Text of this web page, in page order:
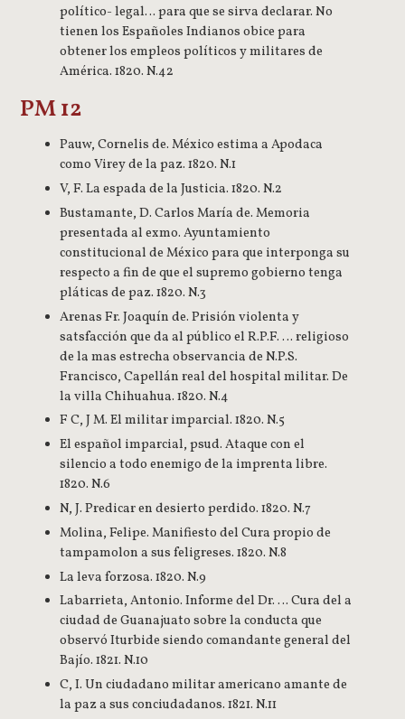
político- legal… para que se sirva declarar. No
tienen los Españoles Indianos obice para
obtener los empleos políticos y militares de
América. 1820. N.42
PM 12
Pauw, Cornelis de. México estima a Apodaca
como Virey de la paz. 1820. N.1
V, F. La espada de la Justicia. 1820. N.2
Bustamante, D. Carlos María de. Memoria
presentada al exmo. Ayuntamiento
constitucional de México para que interponga su
respecto a fin de que el supremo gobierno tenga
pláticas de paz. 1820. N.3
Arenas Fr. Joaquín de. Prisión violenta y
satsfacción que da al público el R.P.F. … religioso
de la mas estrecha observancia de N.P.S.
Francisco, Capellán real del hospital militar. De
la villa Chihuahua. 1820. N.4
F C, J M. El militar imparcial. 1820. N.5
El español imparcial, psud. Ataque con el
silencio a todo enemigo de la imprenta libre.
1820. N.6
N, J. Predicar en desierto perdido. 1820. N.7
Molina, Felipe. Manifiesto del Cura propio de
tampamolon a sus feligreses. 1820. N.8
La leva forzosa. 1820. N.9
Labarrieta, Antonio. Informe del Dr. … Cura del a
ciudad de Guanajuato sobre la conducta que
observó Iturbide siendo comandante general del
Bajío. 1821. N.10
C, I. Un ciudadano militar americano amante de
la paz a sus conciudadanos. 1821. N.11